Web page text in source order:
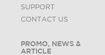
SUPPORT
CONTACT US
PROMO, NEWS &
ARTICLE